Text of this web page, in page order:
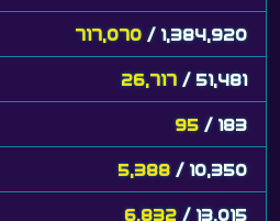
717,070 / 1,384,920
26,717 / 51,481
95 / 183
5,388 / 10,350
6,832 / 13,015